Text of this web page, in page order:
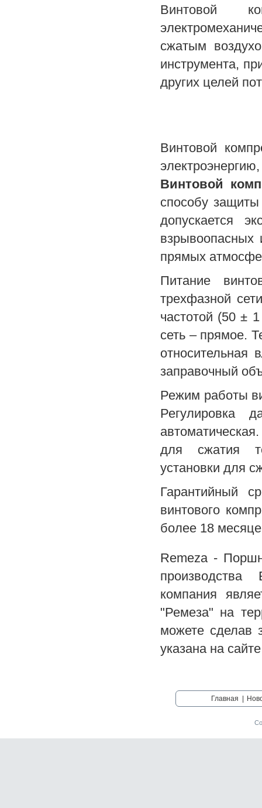
Винтовой
сжатым
инструмента,
других целей
Винтовой
Винтовой
способу
допускается
взрывоопасных
прямых
Питание
трехфазной
частотой (50 ±
сеть – прямое.
заправочный
Режим работы
Регулировка
для сжатия
установки для
Гарантийный
винтового
более 18
Remeza -
компания
"Ремеза" на
можете сделав
указана на
Главная